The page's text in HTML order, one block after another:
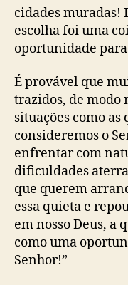
cidades muradas!
escolha foi uma
oportunidade para
É provável que
trazidos, de modo
situações como as
consideremos o
enfrentar com
dificuldades
que querem
essa quieta e
em nosso Deus, a
como uma
Senhor!”